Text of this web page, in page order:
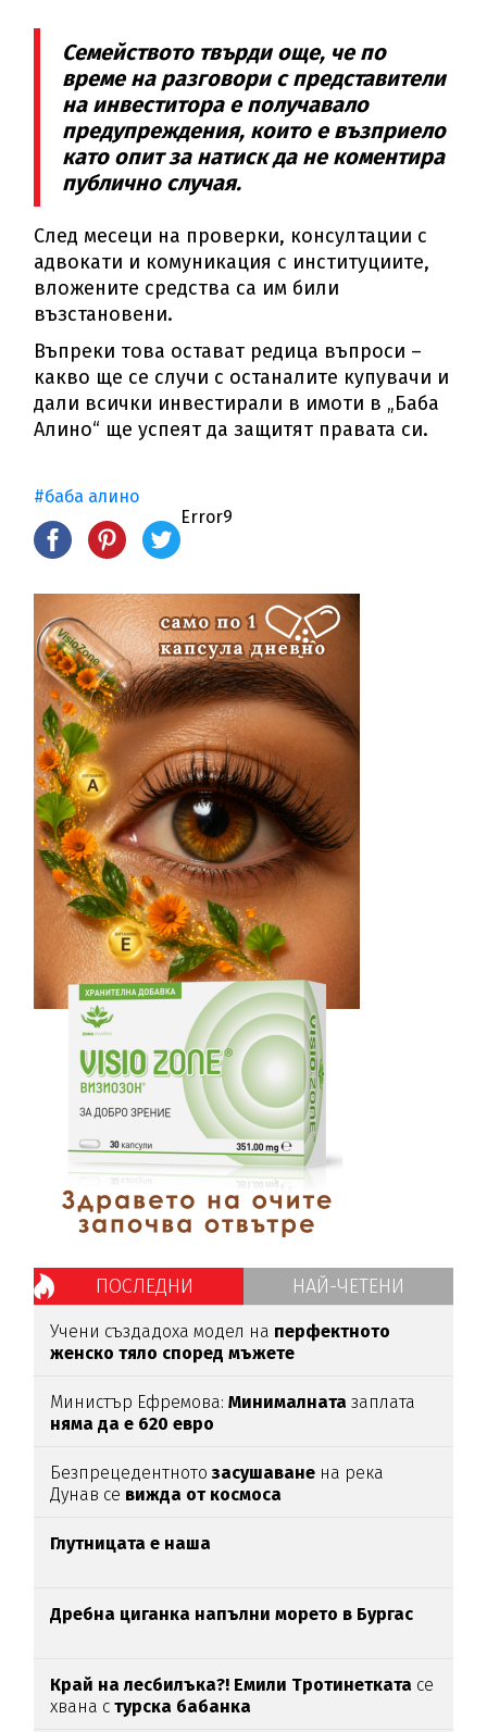
Семейството твърди още, че по
време на разговори с представители
на инвеститора е получавало
предупреждения, които е възприело
като опит за натиск да не коментира
публично случая.
След месеци на проверки, консултации с
адвокати и комуникация с институциите,
вложените средства са им били
възстановени.
Въпреки това остават редица въпроси –
какво ще се случи с останалите купувачи и
дали всички инвестирали в имоти в „Баба
Алино“ ще успеят да защитят правата си.
#баба алино
Error9
ПОСЛЕДНИ НАЙ-ЧЕТЕНИ
Учени създадоха модел на перфектното
женско тяло според мъжете
Министър Ефремова:Минималната заплата
няма да е 620 евро
Безпрецедентнотозасушаване на река
Дунав се вижда от космоса
Глутницата е наша
Дребна циганка напълни морето в Бургас
Край на лесбилъка?! Емили Тротинетката се
хвана с турска бабанка